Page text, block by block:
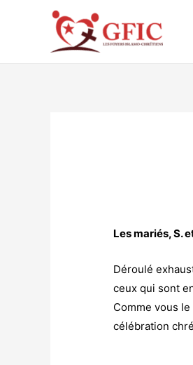
Les mariés, S.
Déroulé
ceux qui sont
Comme vous
célébration